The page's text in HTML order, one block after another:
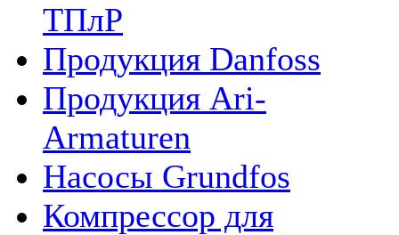
ТПлР
Продукция Danfoss
Продукция Ari-
Armaturen
Насосы Grundfos
Компрессор для